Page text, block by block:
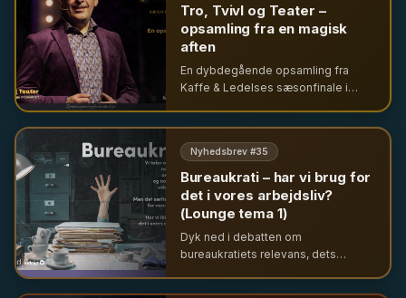
Tro, Tvivl og Teater –
opsamling fra en magisk
aften
En dybdegående opsamling fra
Kaffe & Ledelses sæsonfinale i
sammen med førende eksperter og
unge ledere.
Nyhedsbrev #35
Bureaukrati – har vi brug for
det i vores arbejdsliv?
(Lounge tema 1)
Dyk ned i debatten om
bureaukratiets relevans, dets